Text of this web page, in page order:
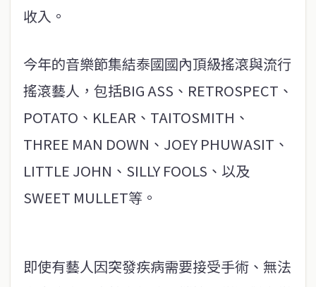
收入。
今年的音樂節集結泰國國內頂級搖滾與流行
搖滾藝人，包括BIG ASS、RETROSPECT、
POTATO、KLEAR、TAITOSMITH、
THREE MAN DOWN、JOEY PHUWASIT、
LITTLE JOHN、SILLY FOOLS、以及
SWEET MULLET等。
即使有藝人因突發疾病需要接受手術、無法